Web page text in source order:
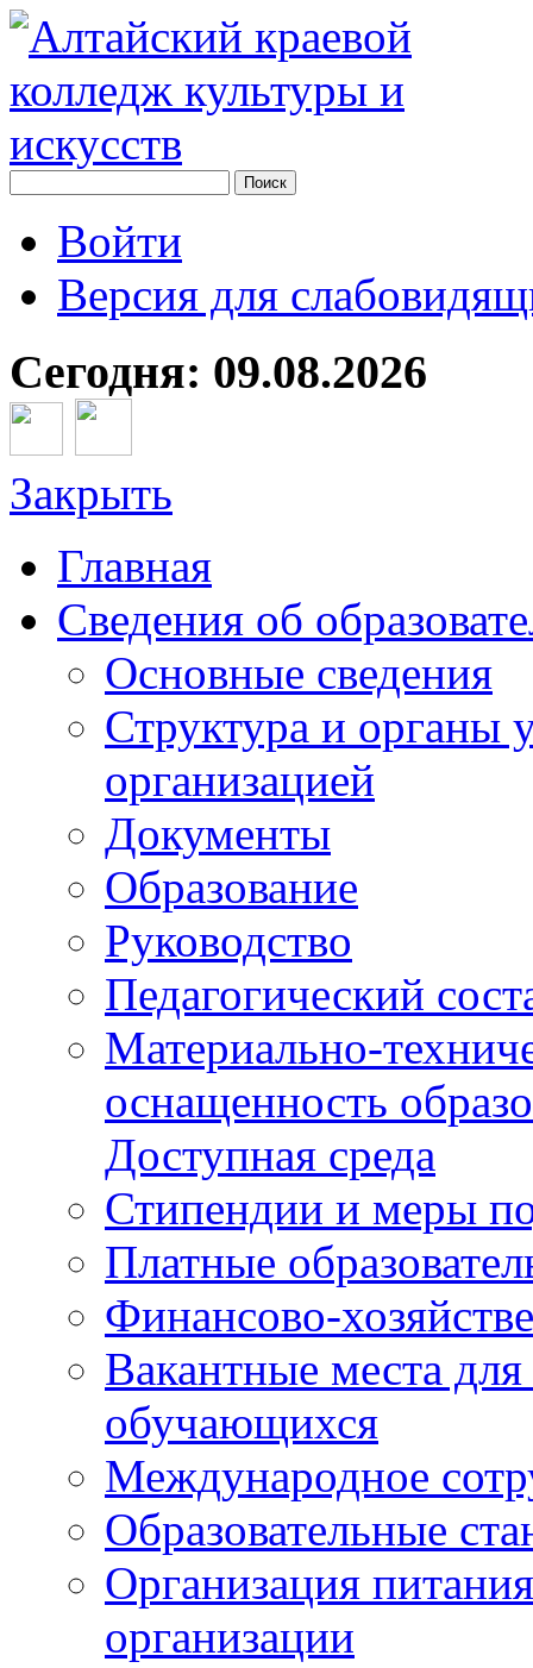
Войти
Версия для
Сегодня: 09.08.2026
Закрыть
Главная
Сведения об
Основные сведения
Структура и органы
организацией
Документы
Образование
Руководство
Педагогический
Материально-
оснащенность
Доступная среда
Стипендии и меры
Платные
Финансово-
Вакантные места
обучающихся
Международное
Образовательные
Организация
организации